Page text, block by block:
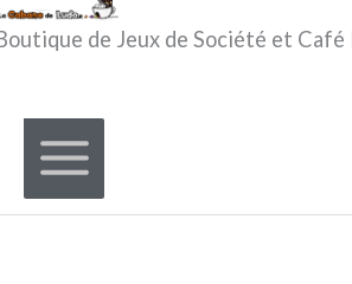
de Jeux de Société et Café